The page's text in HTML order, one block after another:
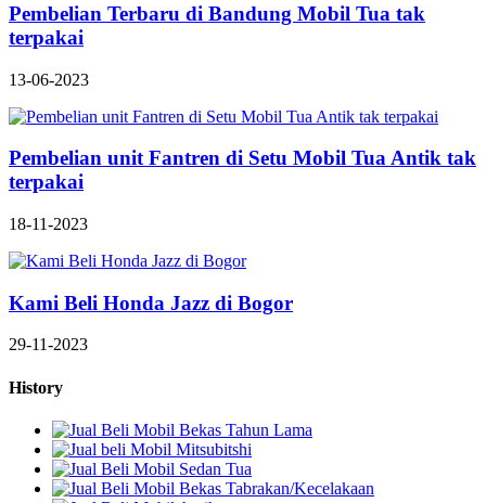
Pembelian Terbaru di Bandung Mobil Tua tak
terpakai
13-06-2023
Pembelian unit Fantren di Setu Mobil Tua Antik tak
terpakai
18-11-2023
Kami Beli Honda Jazz di Bogor
29-11-2023
History